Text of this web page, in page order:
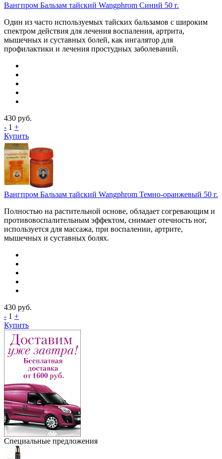
Вангпром Бальзам тайский Wangphrom Синий 50 г.
Один из часто используемых тайских бальзамов с широким
спектром действия для лечения воспаления, артрита,
мышечных и суставных болей, как ингалятор для
профилактики и лечения простудных заболеваний.
430 руб.
- 1 +
Купить
Вангпром Бальзам тайский Wangphrom Темно-оранжевый 50 г.
Полностью на растительной основе, обладает согревающим и
противовоспалительным эффектом, снимает отечность ног,
используется для массажа, при воспалении, артрите,
мышечных и суставных болях.
430 руб.
- 1 +
Купить
Специальные предложения